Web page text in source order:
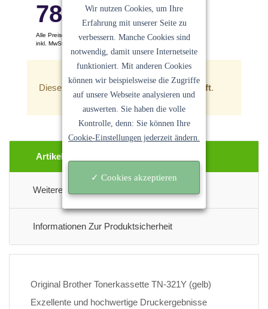
78.44€
Alle Preise pro Stück
inkl. MwSt. Keine Versandkosten
Dieser Artikel ist zur Zeit leider ausverkauft.
Artikel Beschreibung
Weitere Informationen
Informationen Zur Produktsicherheit
Original Brother Tonerkassette TN-321Y (gelb)
Exzellente und hochwertige Druckergebnisse
Wir nutzen Cookies, um Ihre
Erfahrung mit unserer Seite zu
verbessern. Manche Cookies sind
notwendig, damit unsere Internetseite
funktioniert. Mit anderen Cookies
können wir beispielsweise die Zugriffe
auf unsere Webseite analysieren und
auswerten. Sie haben die volle
Kontrolle, denn: Sie können Ihre
Cookie-Einstellungen jederzeit ändern.
✓ Cookies akzeptieren